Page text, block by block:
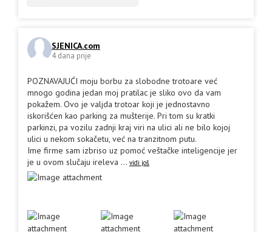
SJENICA.com
4 dana prije
POZNAVAJUĆI moju borbu za slobodne trotoare već
mnogo godina jedan moj pratilac je sliko ovo da vam
pokažem. Ovo je valjda trotoar koji je jednostavno
iskorišćen kao parking za mušterije. Pri tom su kratki
parkinzi, pa vozilu zadnji kraj viri na ulici ali ne bilo kojoj
ulici u nekom sokačetu, već na tranzitnom putu.
Ime firme sam izbriso uz pomoć veštačke inteligencije jer
je u ovom slučaju ireleva ... vidi još